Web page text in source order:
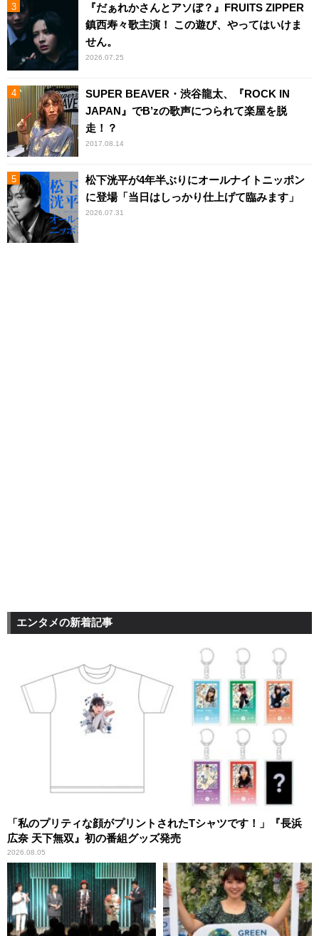
『だぁれかさんとアソぼ？』FRUITS ZIPPER
鎮西寿々歌主演！ この遊び、やってはいけま
せん。
2026.07.25
SUPER BEAVER・渋谷龍太、『ROCK IN
JAPAN』でB’zの歌声につられて楽屋を脱
走！？
2017.08.14
松下洸平が4年半ぶりにオールナイトニッポン
に登場「当日はしっかり仕上げて臨みます」
2026.07.31
エンタメの新着記事
「私のプリティな顔がプリントされたTシャツです！」『長浜
広奈 天下無双』初の番組グッズ発売
2026.08.05